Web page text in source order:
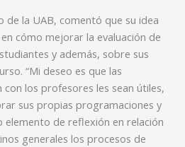
de la UAB, comentó que su idea
cómo mejorar la evaluación de
y además, sobre sus
“Mi deseo es que las
con los profesores les sean útiles,
sus propias programaciones y
elemento de reflexión en relación
generales los procesos de